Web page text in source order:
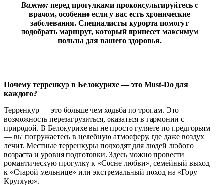
Важно: перед прогулками проконсультируйтесь с
врачом, особенно если у вас есть хронические
заболевания. Специалисты курорта помогут
подобрать маршрут, который принесет максимум
пользы для вашего здоровья.
Почему терренкур в Белокурихе — это Must-Do для
каждого?
Терренкур — это больше чем ходьба по тропам. Это
возможность перезагрузиться, оказаться в гармонии с
природой. В Белокурихе вы не просто гуляете по предгорьям
— вы погружаетесь в целебную атмосферу, где даже воздух
лечит. Местные терренкуры подходят для людей любого
возраста и уровня подготовки. Здесь можно провести
романтическую прогулку к «Сосне любви», семейный выход
к «Старой мельнице» или экстремальный поход на «Гору
Круглую».